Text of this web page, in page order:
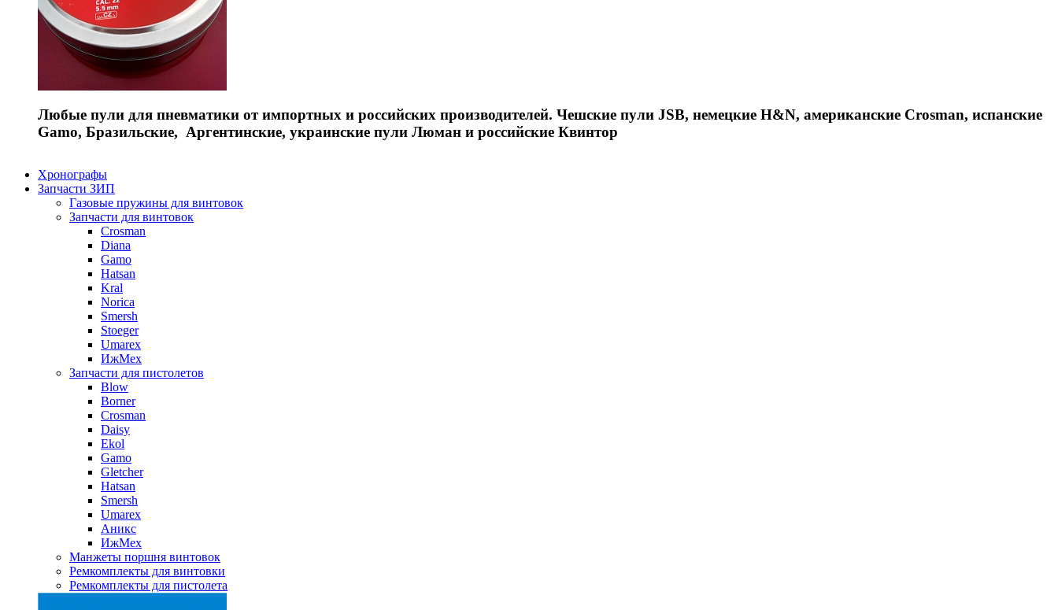
Любые пули для пневматики от импортных и российских производителей. Чешские пули JSB, немецкие H&N, американские Crosman, испанские
Gamo, Бразильские, Аргентинские, украинские пули Люман и российские Квинтор
Хронографы
Запчасти ЗИП
Газовые пружины для винтовок
Запчасти для винтовок
Crosman
Diana
Gamo
Hatsan
Kral
Norica
Smersh
Stoeger
Umarex
ИжМех
Запчасти для пистолетов
Blow
Borner
Crosman
Daisy
Ekol
Gamo
Gletcher
Hatsan
Smersh
Umarex
Аникс
ИжМех
Манжеты поршня винтовок
Ремкомплекты для винтовки
Ремкомплекты для пистолета